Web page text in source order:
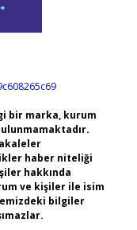
bir marka, kurum
haber niteliği
hakkında
ve kişiler ile isim
bilgiler